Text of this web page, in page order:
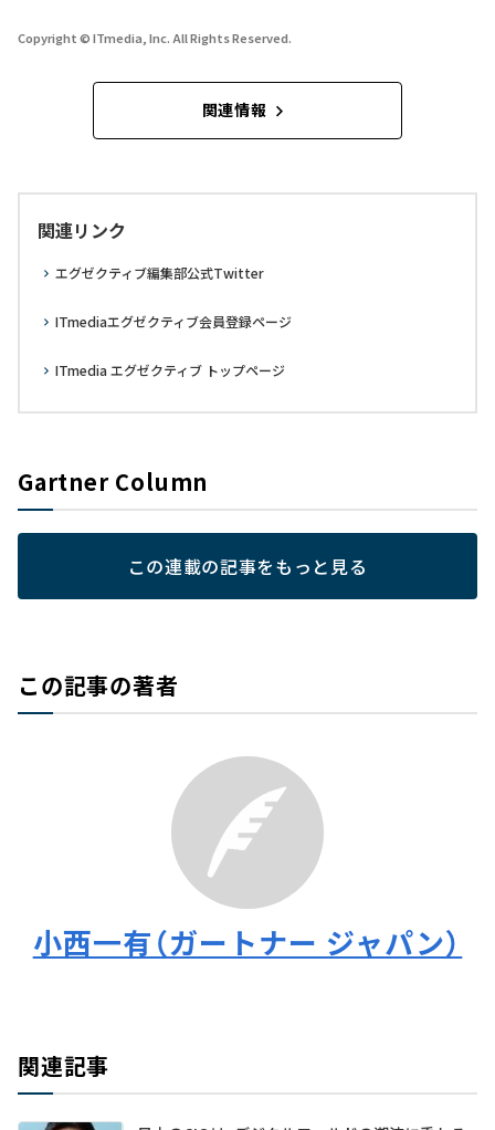
Copyright © ITmedia, Inc. All Rights Reserved.
関連情報
関連リンク
エグゼクティブ編集部公式Twitter
ITmediaエグゼクティブ会員登録ページ
ITmedia エグゼクティブ トップページ
Gartner Column
この連載の記事をもっと見る
この記事の著者
小西一有（ガートナー ジャパン）
関連記事